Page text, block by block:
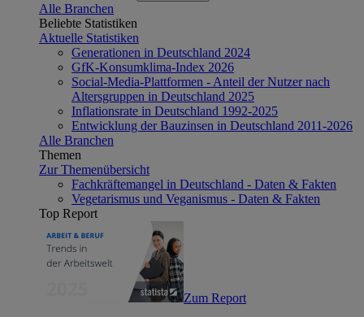
Alle Branchen
Beliebte Statistiken
Aktuelle Statistiken
Generationen in Deutschland 2024
GfK-Konsumklima-Index 2026
Social-Media-Plattformen - Anteil der Nutzer nach
Altersgruppen in Deutschland 2025
Inflationsrate in Deutschland 1992-2025
Entwicklung der Bauzinsen in Deutschland 2011-2026
Alle Branchen
Themen
Zur Themenübersicht
Fachkräftemangel in Deutschland - Daten & Fakten
Vegetarismus und Veganismus - Daten & Fakten
Top Report
Zum Report